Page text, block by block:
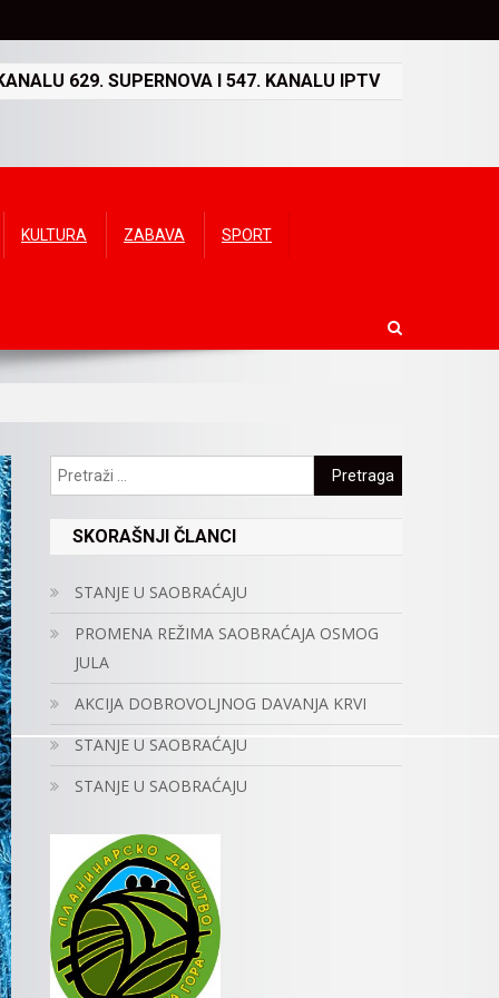
629. SUPERNOVA I 547. KANALU IPTV
KULTURA ZABAVA SPORT
Pretraga:
SKORAŠNJI ČLANCI
STANJE U SAOBRAĆAJU
PROMENA REŽIMA SAOBRAĆAJA OSMOG
JULA
AKCIJA DOBROVOLJNOG DAVANJA KRVI
STANJE U SAOBRAĆAJU
STANJE U SAOBRAĆAJU